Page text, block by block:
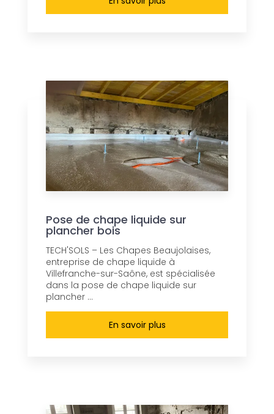
Pose de chape liquide sur
plancher bois
TECH'SOLS – Les Chapes Beaujolaises,
entreprise de chape liquide à
Villefranche-sur-Saône, est spécialisée
dans la pose de chape liquide sur
plancher ...
En savoir plus